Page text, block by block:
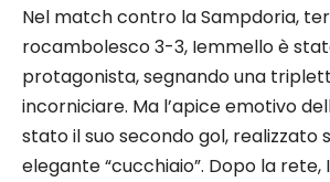
Nel match contro la Sampdoria,
rocambolesco 3-3, Iemmello è
protagonista, segnando una
incorniciare. Ma l’apice emotivo
stato il suo secondo gol, realizzato
elegante “cucchiaio”. Dopo la